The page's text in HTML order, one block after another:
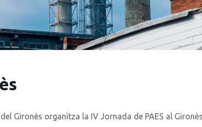
Gironès organitza la IV Jornada de PAES al